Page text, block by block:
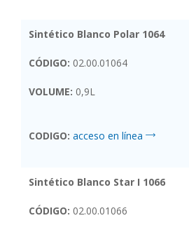
Sintético Blanco Polar 1064
CÓDIGO: 02.00.01064
VOLUME: 0,9L
CODIGO: acceso en línea
Sintético Blanco Star I 1066
CÓDIGO: 02.00.01066